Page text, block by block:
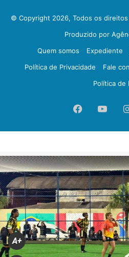
© Copyright 2026, Todos os
Produzido por
Quem somos
Expediente
Política de Privacidade
Fale
Política de
Facebook
A+